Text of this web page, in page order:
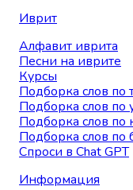
Иврит
Алфавит иврита
Песни на иврите
Курсы
Подборка слов по
Подборка слов по
Подборка слов по
Подборка слов по
Спроси в Chat GPT
Информация